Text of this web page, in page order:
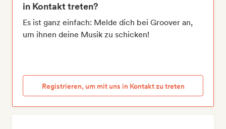
in Kontakt treten?
Es ist ganz einfach: Melde dich bei Groover an,
um ihnen deine Musik zu schicken!
Registrieren, um mit uns in Kontakt zu treten